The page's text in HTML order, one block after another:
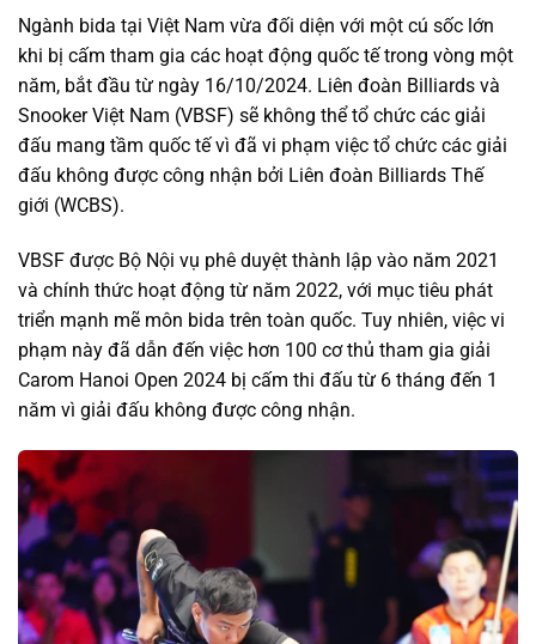
Ngành bida tại Việt Nam vừa đối diện với một cú sốc lớn
khi bị cấm tham gia các hoạt động quốc tế trong vòng một
năm, bắt đầu từ ngày 16/10/2024. Liên đoàn Billiards và
Snooker Việt Nam (VBSF) sẽ không thể tổ chức các giải
đấu mang tầm quốc tế vì đã vi phạm việc tổ chức các giải
đấu không được công nhận bởi Liên đoàn Billiards Thế
giới (WCBS).
VBSF được Bộ Nội vụ phê duyệt thành lập vào năm 2021
và chính thức hoạt động từ năm 2022, với mục tiêu phát
triển mạnh mẽ môn bida trên toàn quốc. Tuy nhiên, việc vi
phạm này đã dẫn đến việc hơn 100 cơ thủ tham gia giải
Carom Hanoi Open 2024 bị cấm thi đấu từ 6 tháng đến 1
năm vì giải đấu không được công nhận.